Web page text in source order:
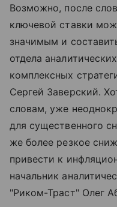
Возможно, после
ключевой ставки
значимым и
отдела
комплексных
Сергей Заверский.
словам, уже
для существенного
же более резкое
привести к
начальник
"Риком-Траст" Олег